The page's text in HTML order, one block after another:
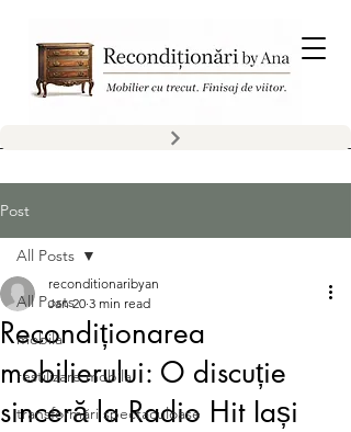
Post
All Posts
mobila
restilizare mobila
transformări spectaculoase
All Posts
Recondiționarea
mobilierului: O discuție
sinceră la Radio Hit Iași
reconditionaribyan
Jan 20 3 min read